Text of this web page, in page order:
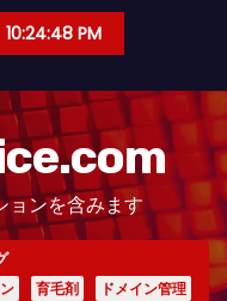
10:24:49 PM
ョンを含みます
育毛剤
ドメイン管理